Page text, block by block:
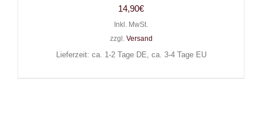
14,90€
Inkl. MwSt.
zzgl. Versand
Lieferzeit: ca. 1-2 Tage DE, ca. 3-4 Tage EU